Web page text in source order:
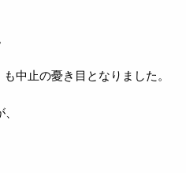
中止の憂き目となりました。